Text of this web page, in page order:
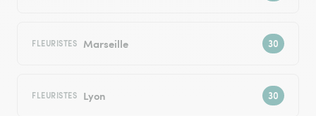
FLEURISTES Marseille
FLEURISTES Lyon